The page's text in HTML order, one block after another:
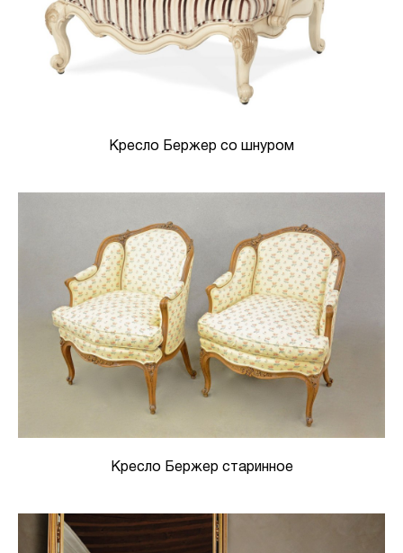
Кресло Бержер со шнуром
Кресло Бержер старинное